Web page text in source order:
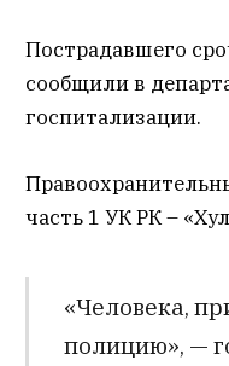
Пострадавшего
сообщили в
госпитализации.
часть 1 УК РК –
«Человека,
полицию», —